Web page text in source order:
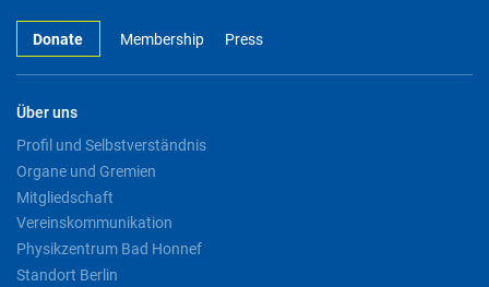
Donate Membership Press
Über uns
Profil und Selbstverständnis
Organe und Gremien
Mitgliedschaft
Vereinskommunikation
Physikzentrum Bad Honnef
Standort Berlin